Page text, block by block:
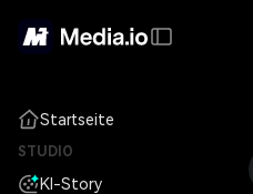
Startseite
STUDIO
KI-Story